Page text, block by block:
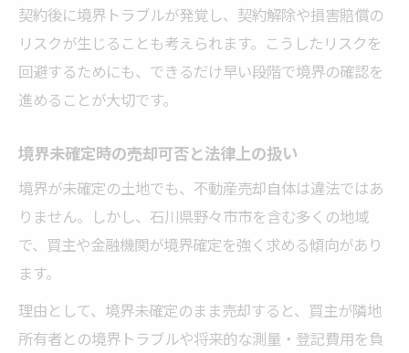
契約後に境界トラブルが発覚し、契約解除や損害賠償の
リスクが生じることも考えられます。こうしたリスクを
回避するためにも、できるだけ早い段階で境界の確認を
進めることが大切です。
境界未確定時の売却可否と法律上の扱い
境界が未確定の土地でも、不動産売却自体は違法ではあ
りません。しかし、石川県野々市市を含む多くの地域
で、買主や金融機関が境界確定を強く求める傾向があり
ます。
理由として、境界未確定のまま売却すると、買主が隣地
所有者との境界トラブルや将来的な測量・登記費用を負